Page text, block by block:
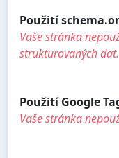
Použití
Vaše stránka
strukturovaných dat.
Použití Google
Vaše stránka